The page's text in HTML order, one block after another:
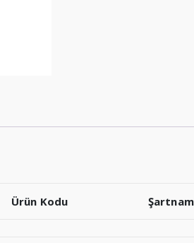
Ürün Kodu